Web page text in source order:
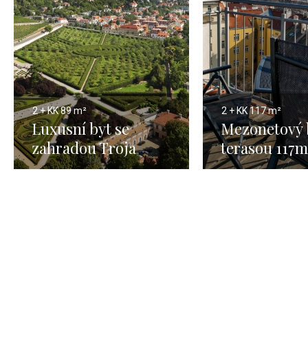
2 + KK89 m²
Luxusní byt se
zahradou Troja
2 + KK117 m²
Mezonetový
terasou 117m